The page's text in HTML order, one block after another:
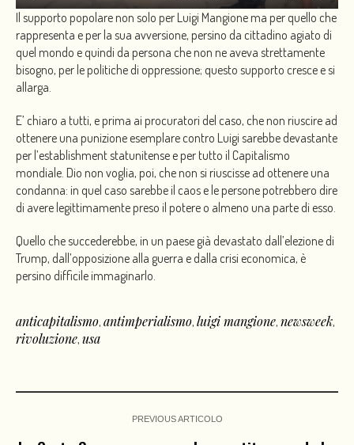
Il supporto popolare non solo per Luigi Mangione ma per quello che
rappresenta e per la sua avversione, persino da cittadino agiato di
quel mondo e quindi da persona che non ne aveva strettamente
bisogno, per le politiche di oppressione; questo supporto cresce e si
allarga.
E’ chiaro a tutti, e prima ai procuratori del caso, che non riuscire ad
ottenere una punizione esemplare contro Luigi sarebbe devastante
per l’establishment statunitense e per tutto il Capitalismo
mondiale. Dio non voglia, poi, che non si riuscisse ad ottenere una
condanna: in quel caso sarebbe il caos e le persone potrebbero dire
di avere legittimamente preso il potere o almeno una parte di esso.
Quello che succederebbe, in un paese già devastato dall’elezione di
Trump, dall’opposizione alla guerra e dalla crisi economica, è
persino difficile immaginarlo.
anticapitalismo, antimperialismo, luigi mangione, newsweek,
rivoluzione, usa
PREVIOUS ARTICOLO